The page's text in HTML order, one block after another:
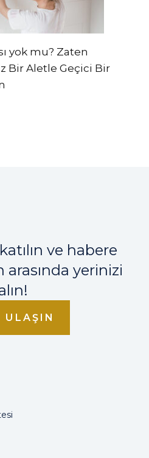
yok mu? Zaten
Bir Aletle Geçici Bir
ve habere
yerinizi
ULAŞIN